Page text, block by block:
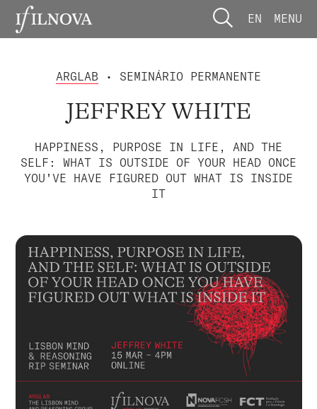
EN MENU
ARGLAB • SEMINÁRIO PERMANENTE
JEFFREY WHITE
HAPPINESS, PURPOSE IN LIFE, AND THE
SELF: WHAT IS OUTSIDE OF YOUR HEAD ONCE
YOU'VE HAVE FIGURED OUT WHAT IS INSIDE
IT